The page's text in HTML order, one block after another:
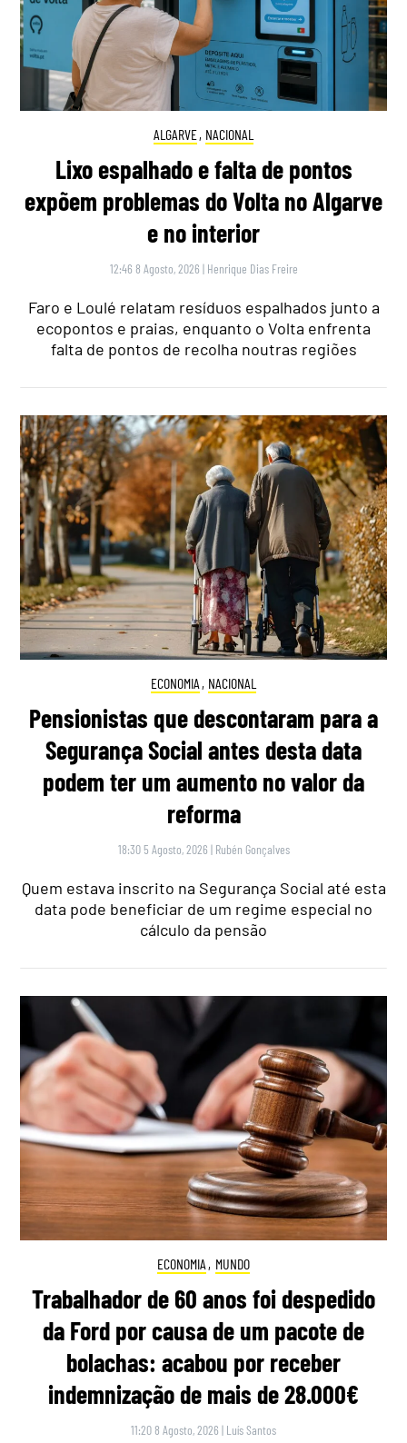
ALGARVE, NACIONAL
Lixo espalhado e falta de pontos
expõem problemas do Volta no Algarve
e no interior
12:46 8 Agosto, 2026 | Henrique Dias Freire
Faro e Loulé relatam resíduos espalhados junto a
ecopontos e praias, enquanto o Volta enfrenta
falta de pontos de recolha noutras regiões
ECONOMIA , NACIONAL
Pensionistas que descontaram para a
Segurança Social antes desta data
podem ter um aumento no valor da
reforma
18:30 5 Agosto, 2026 | Rubén Gonçalves
Quem estava inscrito na Segurança Social até esta
data pode beneficiar de um regime especial no
cálculo da pensão
ECONOMIA , MUNDO
Trabalhador de 60 anos foi despedido
da Ford por causa de um pacote de
bolachas: acabou por receber
indemnização de mais de 28.000€
11:20 8 Agosto, 2026 | Luís Santos